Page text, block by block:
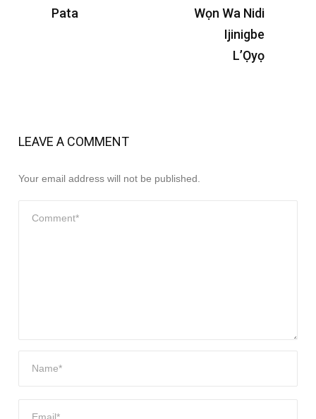
Pata
Wọn Wa Nidi
Ijinigbe
L’Ọyọ
LEAVE A COMMENT
Your email address will not be published.